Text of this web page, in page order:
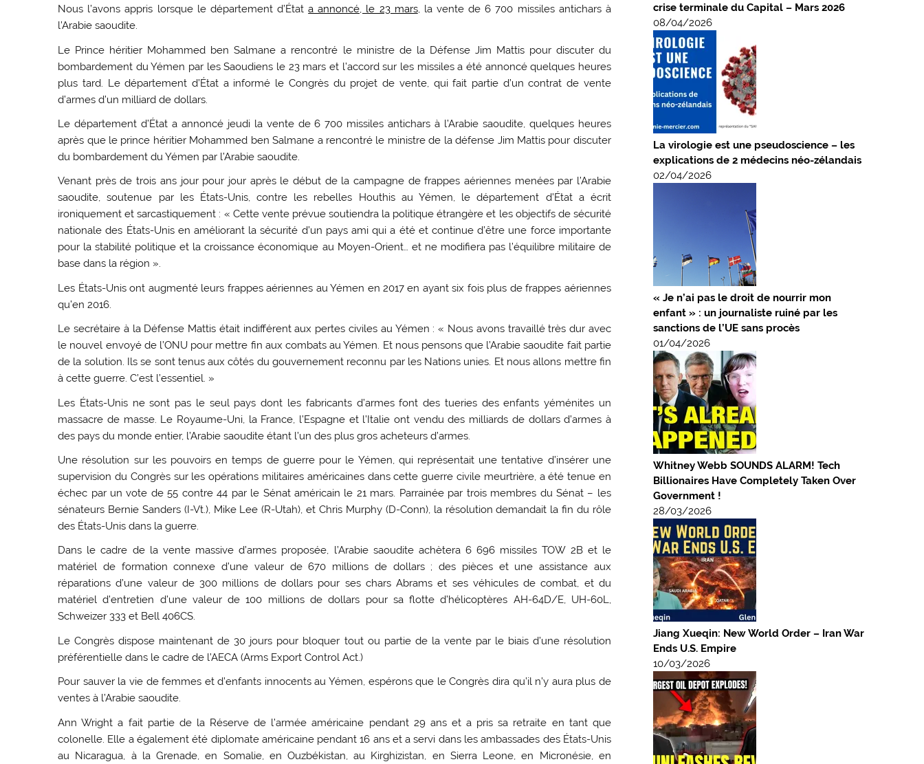
Nous l’avons appris lorsque le département d’Étata annoncé, le 23 mars, la vente de 6 700 missiles antichars à
l’Arabie saoudite.
Le Prince héritier Mohammed ben Salmane a rencontré le ministre de la Défense Jim Mattis pour discuter du
bombardement du Yémen par les Saoudiens le 23 mars et l’accord sur les missiles a été annoncé quelques heures
plus tard. Le département d’État a informé le Congrès du projet de vente, qui fait partie d’un contrat de vente
d’armes d’un milliard de dollars.
Le département d’État a annoncé jeudi la vente de 6 700 missiles antichars à l’Arabie saoudite, quelques heures
après que le prince héritier Mohammed ben Salmane a rencontré le ministre de la défense Jim Mattis pour discuter
du bombardement du Yémen par l’Arabie saoudite.
Venant près de trois ans jour pour jour après le début de la campagne de frappes aériennes menées par l’Arabie
saoudite, soutenue par les États-Unis, contre les rebelles Houthis au Yémen, le département d’État a écrit
ironiquement et sarcastiquement : « Cette vente prévue soutiendra la politique étrangère et les objectifs de sécurité
nationale des États-Unis en améliorant la sécurité d’un pays ami qui a été et continue d’être une force importante
pour la stabilité politique et la croissance économique au Moyen-Orient… et ne modifiera pas l’équilibre militaire de
base dans la région ».
Les États-Unis ont augmenté leurs frappes aériennes au Yémen en 2017 en ayant six fois plus de frappes aériennes
qu’en 2016.
Le secrétaire à la Défense Mattis était indifférent aux pertes civiles au Yémen : « Nous avons travaillé très dur avec
le nouvel envoyé de l’ONU pour mettre fin aux combats au Yémen. Et nous pensons que l’Arabie saoudite fait partie
de la solution. Ils se sont tenus aux côtés du gouvernement reconnu par les Nations unies. Et nous allons mettre fin
à cette guerre. C’est l’essentiel. »
Les États-Unis ne sont pas le seul pays dont les fabricants d’armes font des tueries des enfants yéménites un
massacre de masse. Le Royaume-Uni, la France, l’Espagne et l’Italie ont vendu des milliards de dollars d’armes à
des pays du monde entier, l’Arabie saoudite étant l’un des plus gros acheteurs d’armes.
Une résolution sur les pouvoirs en temps de guerre pour le Yémen, qui représentait une tentative d’insérer une
supervision du Congrès sur les opérations militaires américaines dans cette guerre civile meurtrière, a été tenue en
échec par un vote de 55 contre 44 par le Sénat américain le 21 mars. Parrainée par trois membres du Sénat – les
sénateurs Bernie Sanders (I-Vt.), Mike Lee (R-Utah), et Chris Murphy (D-Conn), la résolution demandait la fin du rôle
des États-Unis dans la guerre.
Dans le cadre de la vente massive d’armes proposée, l’Arabie saoudite achètera 6 696 missiles TOW 2B et le
matériel de formation connexe d’une valeur de 670 millions de dollars ; des pièces et une assistance aux
réparations d’une valeur de 300 millions de dollars pour ses chars Abrams et ses véhicules de combat, et du
matériel d’entretien d’une valeur de 100 millions de dollars pour sa flotte d’hélicoptères AH-64D/E, UH-60L,
Schweizer 333 et Bell 406CS.
Le Congrès dispose maintenant de 30 jours pour bloquer tout ou partie de la vente par le biais d’une résolution
préférentielle dans le cadre de l’AECA (Arms Export Control Act.)
Pour sauver la vie de femmes et d’enfants innocents au Yémen, espérons que le Congrès dira qu’il n’y aura plus de
ventes à l’Arabie saoudite.
Ann Wright a fait partie de la Réserve de l’armée américaine pendant 29 ans et a pris sa retraite en tant que
colonelle. Elle a également été diplomate américaine pendant 16 ans et a servi dans les ambassades des États-Unis
au Nicaragua, à la Grenade, en Somalie, en Ouzbékistan, au Kirghizistan, en Sierra Leone, en Micronésie, en
crise terminale du Capital – Mars 2026
08/04/2026
La virologie est une pseudoscience – les
explications de 2 médecins néo-zélandais
02/04/2026
« Je n’ai pas le droit de nourrir mon
enfant » : un journaliste ruiné par les
sanctions de l’UE sans procès
01/04/2026
Whitney Webb SOUNDS ALARM! Tech
Billionaires Have Completely Taken Over
Government !
28/03/2026
Jiang Xueqin: New World Order – Iran War
Ends U.S. Empire
10/03/2026